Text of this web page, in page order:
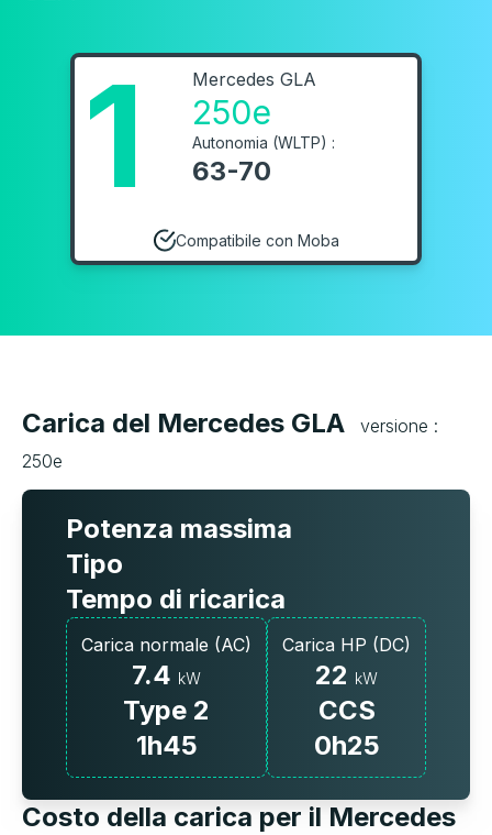
1 Mercedes GLA
250e
Autonomia (WLTP) :
63-70
Compatibile con Moba
Carica del Mercedes GLA
versione :
250e
Potenza massima
Tipo
Tempo di ricarica
Carica normale (AC)
7.4 kW
Type 2
1h45
Carica HP (DC)
22 kW
CCS
0h25
Costo della carica per il Mercedes